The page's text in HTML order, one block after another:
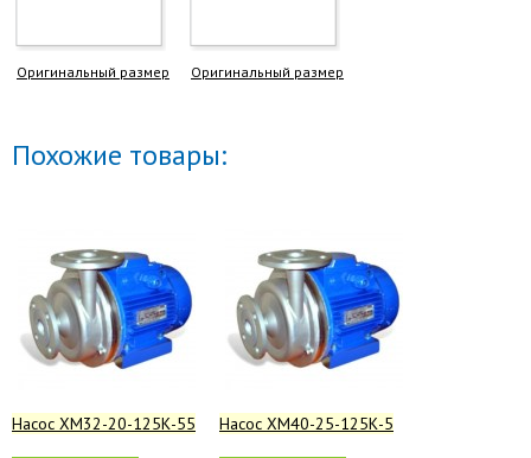
Оригинальный размер Оригинальный размер
Похожие товары:
Насос ХМ32-20-125К-55 Насос ХМ40-25-125К-5